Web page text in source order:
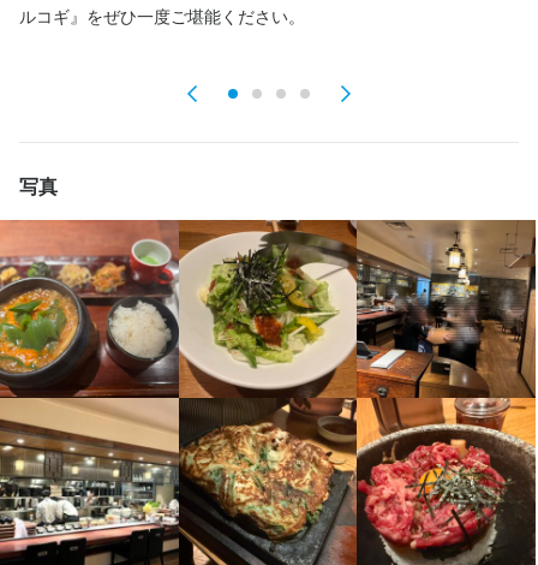
ルコギ』をぜひ一度ご堪能ください。
写真
★昇給あり
★交通費(全額)
★制服貸与
★絶品まかない無料
★社員登用制度あり
まかない・食事補助あり 制服貸与 社員登用制度あり 髪型自由
ひげOK
ネイルOK
ピアスOK
特徴
履歴書不要 学歴不問 未経験者歓迎 独立希望者歓迎 新卒歓迎
第二新卒歓迎
フリーター歓迎
大学生歓迎 高校生歓迎 留学生歓迎
主婦・主夫歓迎
女性活躍中
ブランクOK オープニングスタッフ募集
応募者全員と面接
面接1回
★昇給あり
★交通費(全額)
★制服貸与
★絶品まかない無料
★社員登用制度あり
まかない・食事補助あり 制服貸与 社員登用制度あり 髪型自由
ひげOK
ネイルOK
ピアスOK
特徴
履歴書不要 学歴不問 未経験者歓迎 独立希望者歓迎 新卒歓迎
第二新卒歓迎
フリーター歓迎
大学生歓迎 高校生歓迎 留学生歓迎
主婦・主夫歓迎
女性活躍中
ブランクOK オープニングスタッフ募集
応募者全員と面接
面接1回